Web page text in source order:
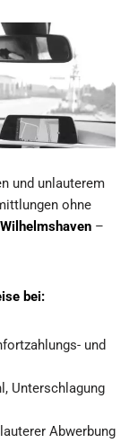
und unlauterem
ohne
–
bei:
und
Unterschlagung
Abwerbung